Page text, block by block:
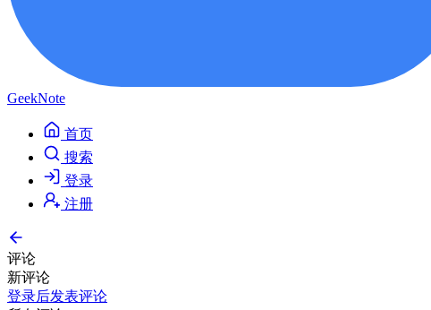
GeekNote
首页
搜索
登录
注册
评论
新评论
登录后发表评论